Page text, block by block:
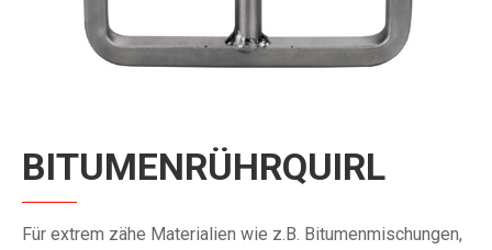
BITUMENRÜHRQUIRL
Für extrem zähe Materialien wie z.B. Bitumenmischungen,